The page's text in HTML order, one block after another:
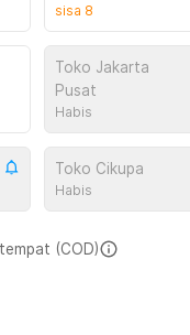
sisa 8
Toko Jakarta
Pusat
Habis
Toko Cikupa
Habis
(COD)